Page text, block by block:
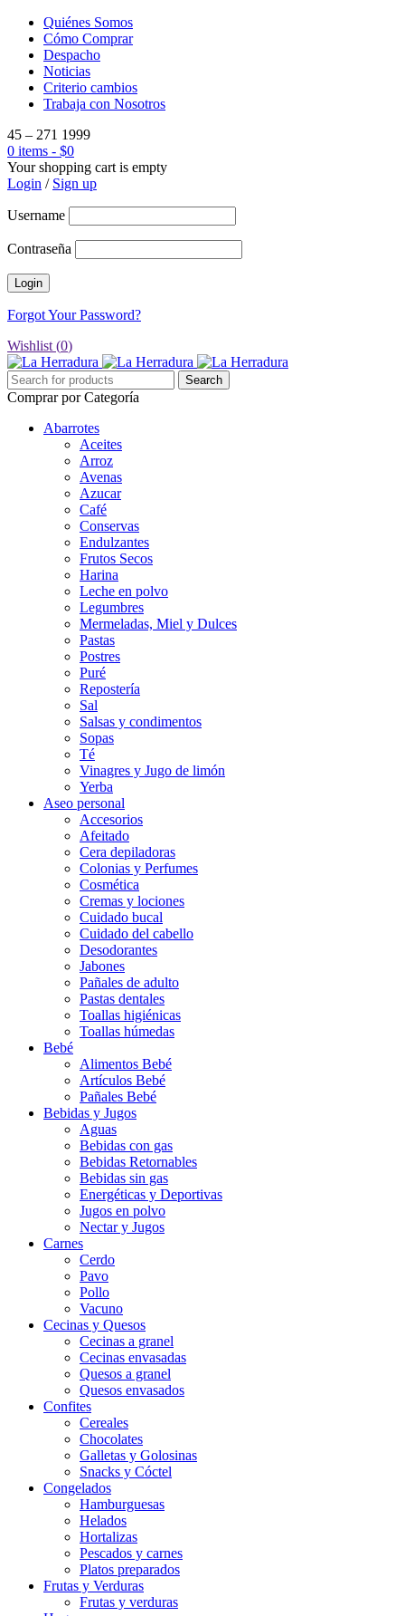
Quiénes Somos
Cómo Comprar
Despacho
Noticias
Criterio cambios
Trabaja con Nosotros
45 – 271 1999
0 items - $0
Your shopping cart is empty
Login / Sign up
Username
Contraseña
Forgot Your Password?
Wishlist (0)
Comprar por Categoría
Abarrotes
Aceites
Arroz
Avenas
Azucar
Café
Conservas
Endulzantes
Frutos Secos
Harina
Leche en polvo
Legumbres
Mermeladas, Miel y Dulces
Pastas
Postres
Puré
Repostería
Sal
Salsas y condimentos
Sopas
Té
Vinagres y Jugo de limón
Yerba
Aseo personal
Accesorios
Afeitado
Cera depiladoras
Colonias y Perfumes
Cosmética
Cremas y lociones
Cuidado bucal
Cuidado del cabello
Desodorantes
Jabones
Pañales de adulto
Pastas dentales
Toallas higiénicas
Toallas húmedas
Bebé
Alimentos Bebé
Artículos Bebé
Pañales Bebé
Bebidas y Jugos
Aguas
Bebidas con gas
Bebidas Retornables
Bebidas sin gas
Energéticas y Deportivas
Jugos en polvo
Nectar y Jugos
Carnes
Cerdo
Pavo
Pollo
Vacuno
Cecinas y Quesos
Cecinas a granel
Cecinas envasadas
Quesos a granel
Quesos envasados
Confites
Cereales
Chocolates
Galletas y Golosinas
Snacks y Cóctel
Congelados
Hamburguesas
Helados
Hortalizas
Pescados y carnes
Platos preparados
Frutas y Verduras
Frutas y verduras